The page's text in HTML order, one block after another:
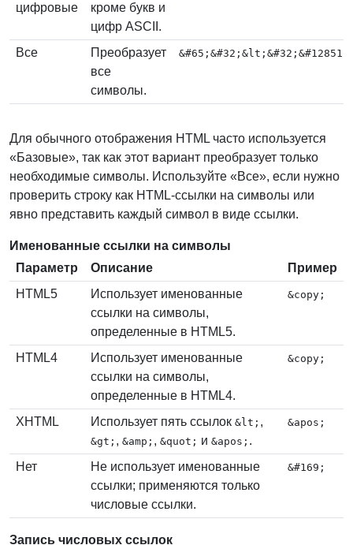
цифровые
кроме букв и
цифр ASCII.
Все
Преобразует
все
символы.
Для обычного отображения HTML часто используется
«Базовые», так как этот вариант преобразует только
необходимые символы. Используйте «Все», если нужно
проверить строку как HTML-ссылки на символы или
явно представить каждый символ в виде ссылки.
Именованные ссылки на символы
Параметр
Описание
Пример
HTML5
Использует именованные
ссылки на символы,
определенные в HTML5.
&copy;
HTML4
Использует именованные
ссылки на символы,
определенные в HTML4.
&copy;
XHTML Использует пять ссылок &lt; ,
&gt; , &amp; , &quot; и &apos; .
&apos;
Нет
Не использует именованные
ссылки; применяются только
числовые ссылки.
&#169;
Запись числовых ссылок